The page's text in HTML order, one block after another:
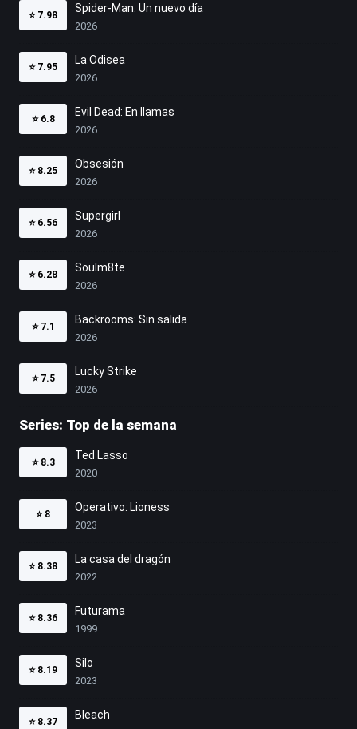
⭐ 7.98
Spider-Man: Un nuevo día
2026
⭐ 7.95
La Odisea
2026
⭐ 6.8
Evil Dead: En llamas
2026
⭐ 8.25
Obsesión
2026
⭐ 6.56
Supergirl
2026
⭐ 6.28
Soulm8te
2026
⭐ 7.1
Backrooms: Sin salida
2026
⭐ 7.5
Lucky Strike
2026
Series: Top de la semana
⭐ 8.3
Ted Lasso
2020
⭐ 8
Operativo: Lioness
2023
⭐ 8.38
La casa del dragón
2022
⭐ 8.36
Futurama
1999
⭐ 8.19
Silo
2023
⭐ 8.37
Bleach